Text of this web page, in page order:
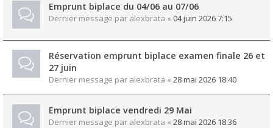
Emprunt biplace du 04/06 au 07/06
Dernier message par alexbrata « 04 juin 2026 7:15
Réservation emprunt biplace examen finale 26 et
27 juin
Dernier message par alexbrata « 28 mai 2026 18:40
Emprunt biplace vendredi 29 Mai
Dernier message par alexbrata « 28 mai 2026 18:36